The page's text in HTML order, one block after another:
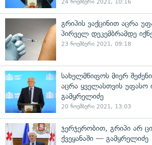
24 ნოემბერი 2021, 10:16
გრიპის ვაქცინით აცრა
პირველ დეკემბრამდე
23 ნოემბერი 2021, 09:18
სახელმწიფოს მიერ
აცრა ყველასთვის უფასო
გამყრელიძე
20 ნოემბერი 2021, 13:03
ჯერჯერობით, გრიპი არ
ქვეყანაში — გამყრელიძე